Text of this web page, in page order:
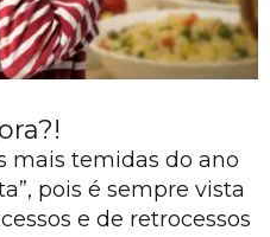
mais temidas do ano
pois é sempre vista
e de retrocessos